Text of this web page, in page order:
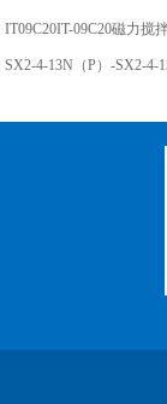
IT09C20IT-09C20磁力搅
SX2-4-13N（P）-SX2-4-